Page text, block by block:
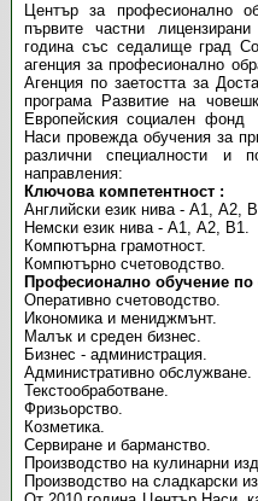
Център за професионално
първите частни
година със седалище град
агенция за професионално
Агенция по заетостта за
програма Развитие на
Европейския социален
Наси провежда обучения за
различни специалности и
направления:
Ключова компетентност :
Английски език нива - А1, А2,
Немски език нива - А1, А2, В1.
Компютърна грамотност.
Компютърно счетоводство.
Професионално обучение по
Оперативно счетоводство.
Икономика и мениджмънт.
Малък и среден бизнес.
Бизнес - администрация.
Административно обслужване.
Текстообработване.
Фризьорство.
Козметика.
Сервиране и барманство.
Производство на кулинарни
Производство на сладкарски